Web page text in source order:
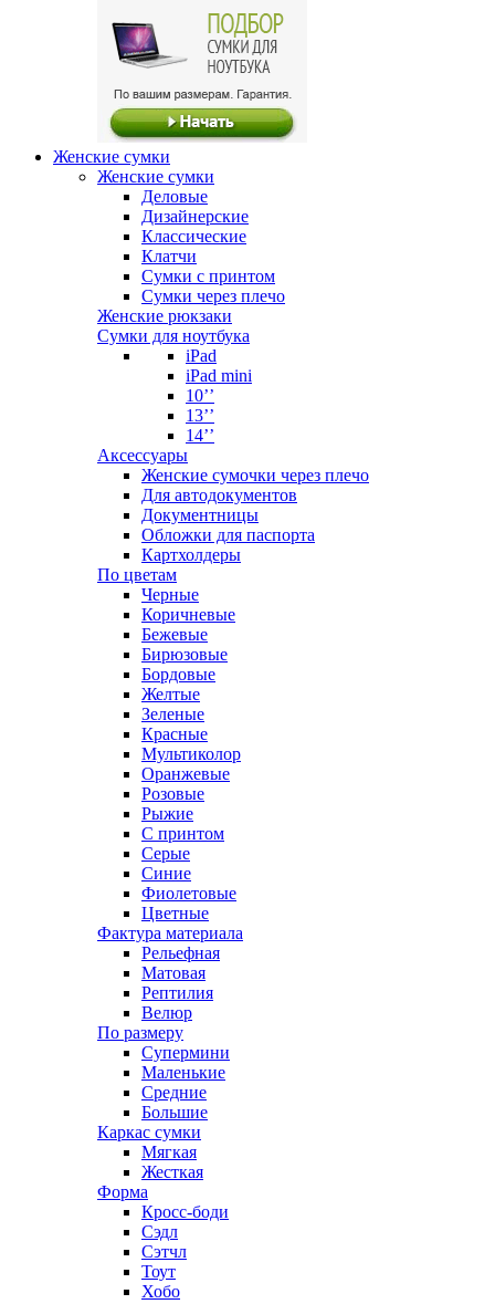
Женские сумки
Женские сумки
Деловые
Дизайнерские
Классические
Клатчи
Сумки с принтом
Сумки через плечо
Женские рюкзаки
Сумки для ноутбука
iPad
iPad mini
10’’
13’’
14’’
Аксессуары
Женские сумочки через плечо
Для автодокументов
Документницы
Обложки для паспорта
Картхолдеры
По цветам
Черные
Коричневые
Бежевые
Бирюзовые
Бордовые
Желтые
Зеленые
Красные
Мультиколор
Оранжевые
Розовые
Рыжие
С принтом
Серые
Синие
Фиолетовые
Цветные
Фактура материала
Рельефная
Матовая
Рептилия
Велюр
По размеру
Супермини
Маленькие
Средние
Большие
Каркас сумки
Мягкая
Жесткая
Форма
Кросс-боди
Сэдл
Сэтчл
Тоут
Хобо